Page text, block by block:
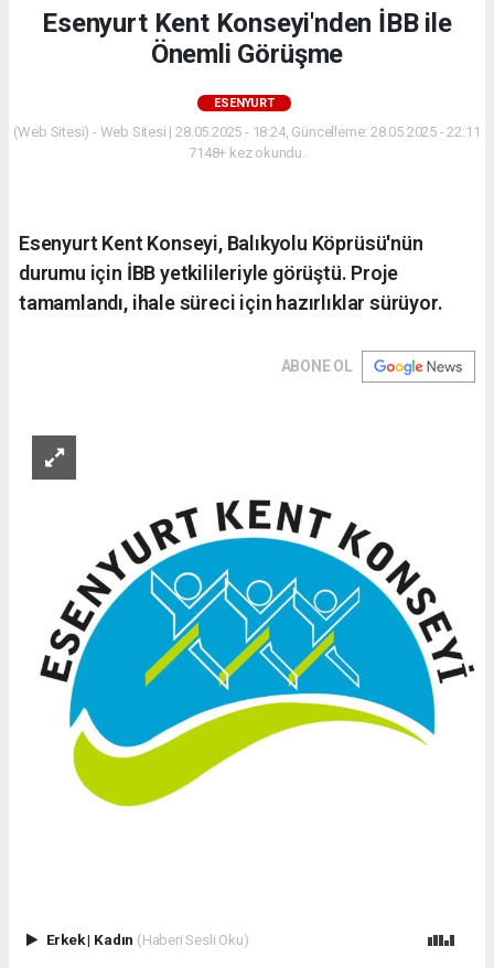
Esenyurt Kent Konseyi'nden İBB ile
Önemli Görüşme
ESENYURT
(Web Sitesi) - Web Sitesi | 28.05.2025 - 18:24, Güncelleme: 28.05.2025 - 22:11
7148+ kez okundu.
Esenyurt Kent Konseyi, Balıkyolu Köprüsü'nün
durumu için İBB yetkilileriyle görüştü. Proje
tamamlandı, ihale süreci için hazırlıklar sürüyor.
ABONE OL
Erkek| Kadın (Haberi Sesli Oku)